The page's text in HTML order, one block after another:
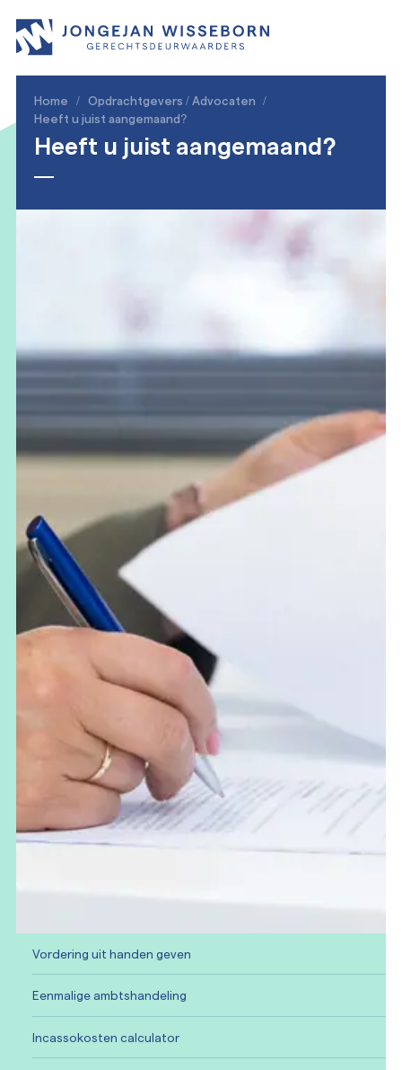
Home / Opdrachtgevers / Advocaten /
Heeft u juist aangemaand?
Heeft u juist aangemaand?
Vordering uit handen geven
Eenmalige ambtshandeling
Incassokosten calculator